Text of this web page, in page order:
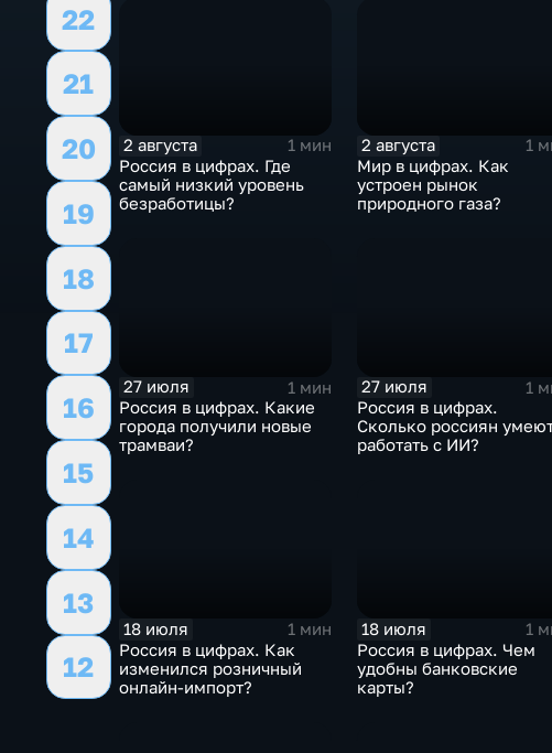
22
21
20
19
18
17
16
15
14
13
12
2 августа
1 мин
Россия в цифрах. Где
самый низкий уровень
безработицы?
2 августа
1
Мир в цифрах. Как
устроен рынок
природного газа?
27 июля
1 мин
Россия в цифрах. Какие
города получили новые
трамваи?
27 июля
1
Россия в цифрах.
Сколько россиян
работать с ИИ?
18 июля
1 мин
Россия в цифрах. Как
изменился розничный
онлайн-импорт?
18 июля
1
Россия в цифрах. Чем
удобны банковские
карты?